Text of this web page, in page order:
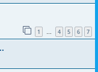
1 … 4 5 6 7